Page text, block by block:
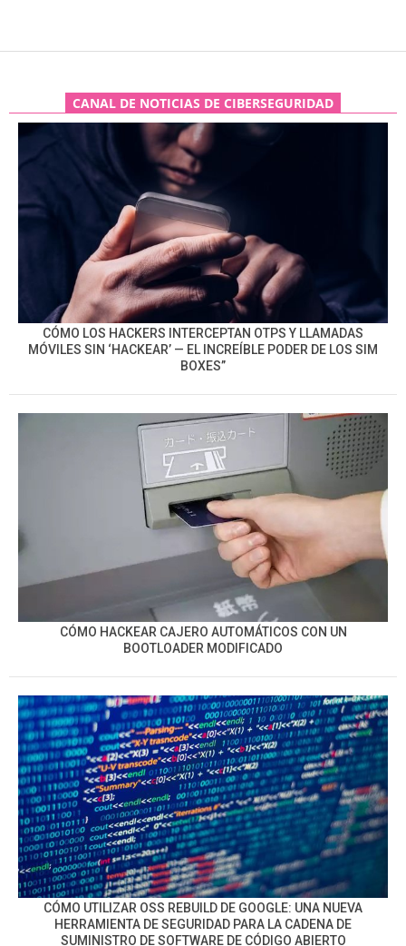
CANAL DE NOTICIAS DE CIBERSEGURIDAD
CÓMO LOS HACKERS INTERCEPTAN OTPS Y LLAMADAS
MÓVILES SIN ‘HACKEAR’ — EL INCREÍBLE PODER DE LOS SIM
BOXES”
CÓMO HACKEAR CAJERO AUTOMÁTICOS CON UN
BOOTLOADER MODIFICADO
CÓMO UTILIZAR OSS REBUILD DE GOOGLE: UNA NUEVA
HERRAMIENTA DE SEGURIDAD PARA LA CADENA DE
SUMINISTRO DE SOFTWARE DE CÓDIGO ABIERTO